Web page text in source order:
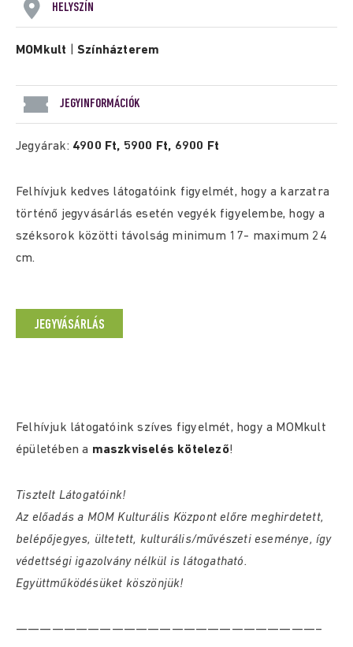
HELYSZÍN
MOMkult |Színházterem
JEGYINFORMÁCIÓK
Jegyárak: 4900 Ft, 5900 Ft, 6900 Ft
Felhívjuk kedves látogatóink figyelmét, hogy a karzatra
történő jegyvásárlás esetén vegyék figyelembe, hogy a
széksorok közötti távolság minimum 17- maximum 24
cm.
JEGYVÁSÁRLÁS
Felhívjuk látogatóink szíves figyelmét, hogy a MOMkult
épületében a maszkviselés kötelező!
Tisztelt Látogatóink!
Az előadás a MOM Kulturális Központ előre meghirdetett,
belépőjegyes, ültetett, kulturális/művészeti eseménye, így
védettségi igazolvány nélkül is látogatható.
Együttműködésüket köszönjük!
—————————————————————————–